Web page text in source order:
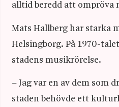
alltid beredd att ompröva
Mats Hallberg har starka
Helsingborg. På 1970-
stadens musikrörelse.
– Jag var en av dem som
staden behövde ett